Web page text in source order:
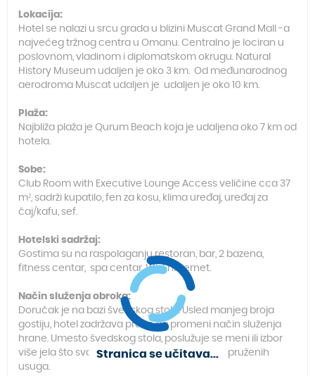
Lokacija:
Hotel se nalazi u srcu grada u blizini Muscat Grand Mall -a
najvećeg tržnog centra u Omanu. Centralno je lociran u
poslovnom, vladinom i diplomatskom okrugu. Natural
History Museum udaljen je oko 3 km. Od međunarodnog
aerodroma Muscat udaljen je udaljen je oko 10 km.
Plaža:
Najbliža plaža je Qurum Beach koja je udaljena oko 7 km od
hotela.
Sobe:
Club Room with Executive Lounge Access veličine cca 37
m², sadrži kupatilo, fen za kosu, klima uređaj, uređaj za
čaj/kafu, sef.
Hotelski sadržaj:
Gostima su na raspolaganju restoran, bar, 2 bazena,
fitness centar, spa centar, Wi-Fi internet.
Način služenja obroka:
Doručak je na bazi švedskog stola. Usled manjeg broja
gostiju, hotel zadržava pravo da promeni način služenja
hrane. Umesto švedskog stola, poslužuje se meni ili izbor
više jela što svakako neće uticati na kvalitet pruženih
usuga.
Stranica se učitava...